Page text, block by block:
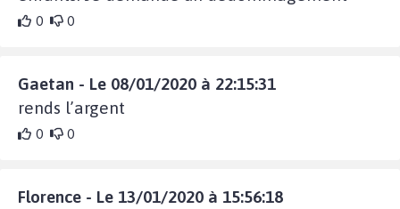
0 0
Gaetan - Le 08/01/2020 à 22:15:31
rends l’argent
0 0
Florence - Le 13/01/2020 à 15:56:18